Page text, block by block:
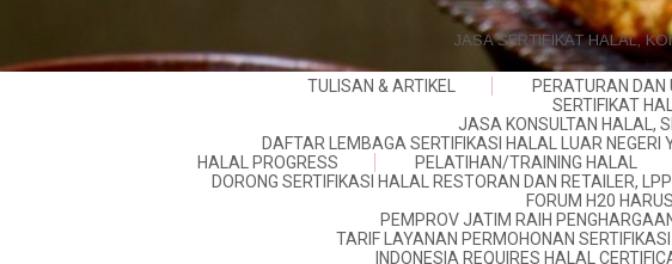
JASA SERTIFIKAT HALAL,
TULISAN & ARTIKEL PERATURAN
SERTIFIKAT
JASA KONSULTAN HALAL,
DAFTAR LEMBAGA SERTIFIKASI HALAL LUAR NEGERI
HALAL PROGRESS
PELATIHAN/TRAINING HALAL
DORONG SERTIFIKASI HALAL RESTORAN DAN RETAILER,
FORUM H20
PEMPROV JATIM RAIH
TARIF LAYANAN PERMOHONAN SERTIFIKASI
INDONESIA REQUIRES HALAL